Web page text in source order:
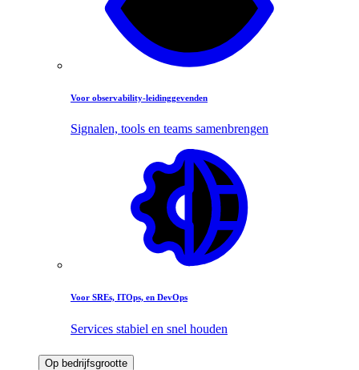
Voor observability-leidinggevenden
Signalen, tools en teams samenbrengen
Voor SREs, ITOps, en DevOps
Services stabiel en snel houden
Op bedrijfsgrootte